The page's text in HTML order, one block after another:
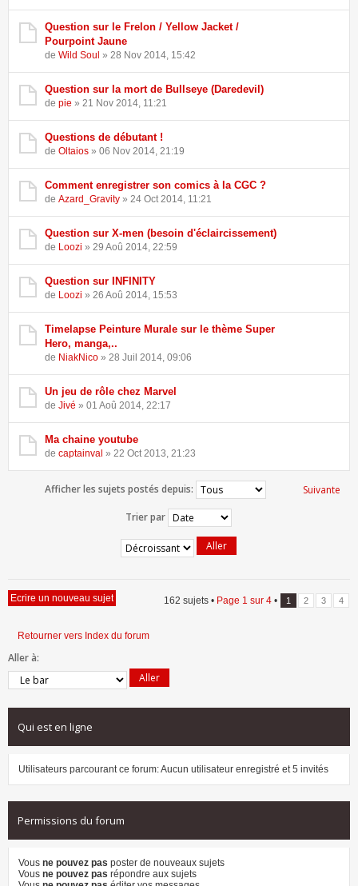
Question sur le Frelon / Yellow Jacket /
Pourpoint Jaune
de Wild Soul » 28 Nov 2014, 15:42
Question sur la mort de Bullseye (Daredevil)
de pie » 21 Nov 2014, 11:21
Questions de débutant !
de Oltaios » 06 Nov 2014, 21:19
Comment enregistrer son comics à la CGC ?
de Azard_Gravity » 24 Oct 2014, 11:21
Question sur X-men (besoin d'éclaircissement)
de Loozi » 29 Aoû 2014, 22:59
Question sur INFINITY
de Loozi » 26 Aoû 2014, 15:53
Timelapse Peinture Murale sur le thème Super
Hero, manga,..
de NiakNico » 28 Juil 2014, 09:06
Un jeu de rôle chez Marvel
de Jivé » 01 Aoû 2014, 22:17
Ma chaine youtube
de captainval » 22 Oct 2013, 21:23
Suivante
Afficher les sujets postés depuis:
Trier par
Ecrire un nouveau sujet 162 sujets • Page 1 sur 4 • 1 2 3 4
Retourner vers Index du forum
Aller à:
Qui est en ligne
Utilisateurs parcourant ce forum: Aucun utilisateur enregistré et 5 invités
Permissions du forum
Vous ne pouvez pas poster de nouveaux sujets
Vous ne pouvez pas répondre aux sujets